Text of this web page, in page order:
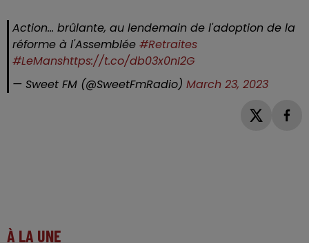
Action... brûlante, au lendemain de l'adoption de la
réforme à l'Assemblée #Retraites
#LeManshttps://t.co/db03x0nI2G
— Sweet FM (@SweetFmRadio) March 23, 2023
À LA UNE